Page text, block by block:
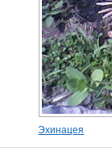
Эхинацея